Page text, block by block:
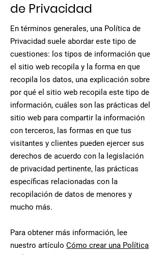
de Privacidad
En términos generales, una Política de
Privacidad suele abordar este tipo de
cuestiones: los tipos de información que
el sitio web recopila y la forma en que
recopila los datos, una explicación sobre
por qué el sitio web recopila este tipo de
información, cuáles son las prácticas del
sitio web para compartir la información
con terceros, las formas en que tus
visitantes y clientes pueden ejercer sus
derechos de acuerdo con la legislación
de privacidad pertinente, las prácticas
específicas relacionadas con la
recopilación de datos de menores y
mucho más.
Para obtener más información, lee
nuestro artículo Cómo crear una Política